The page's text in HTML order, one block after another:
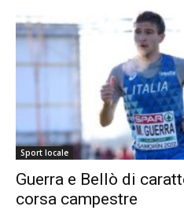
Sport locale
Guerra e Bellò di
corsa campestre